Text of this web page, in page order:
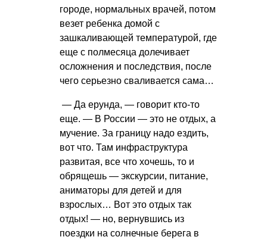
городе, нормальных врачей, потом
везет ребенка домой с
зашкаливающей температурой, где
еще с полмесяца долечивает
осложнения и последствия, после
чего серьезно сваливается сама…
— Да ерунда, — говорит кто-то
еще. — В России — это не отдых, а
мучение. За границу надо ездить,
вот что. Там инфраструктура
развитая, все что хочешь, то и
обрящешь — экскурсии, питание,
аниматоры для детей и для
взрослых… Вот это отдых так
отдых! — но, вернувшись из
поездки на солнечные берега в